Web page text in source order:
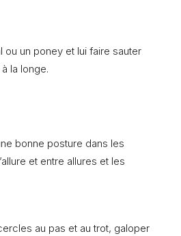
ou un poney et lui faire sauter
la longe.
bonne posture dans les
et entre allures et les
au pas et au trot, galoper